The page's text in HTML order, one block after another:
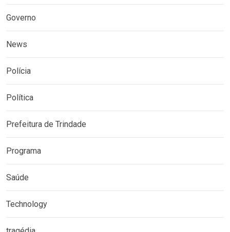
Governo
News
Polícia
Política
Prefeitura de Trindade
Programa
Saúde
Technology